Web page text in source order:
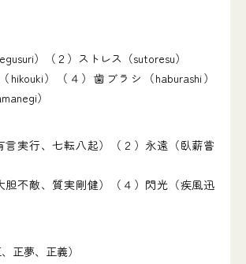
）（２）ストレス（sutoresu）
hikouki）（４）歯ブラシ（haburashi）
）
言実行、七転八起）（２）永遠（臥薪嘗
胆不敵、質実剛健）（４）閃光（疾風迅
正夢、正義）